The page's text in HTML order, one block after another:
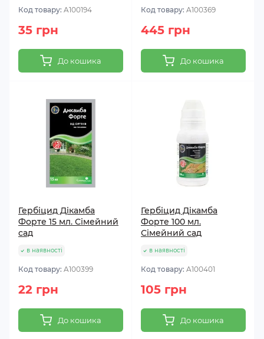
Код товару: A100194
35 грн
До кошика
Код товару: A100369
445 грн
До кошика
Гербіцид Дікамба
Форте 15 мл. Сімейний
сад
в наявності
Код товару: A100399
22 грн
До кошика
Гербіцид Дікамба
Форте 100 мл.
Сімейний сад
в наявності
Код товару: A100401
105 грн
До кошика